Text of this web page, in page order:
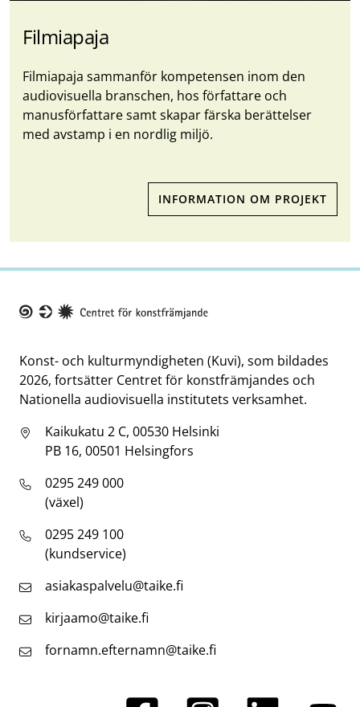
Filmiapaja
Filmiapaja sammanför kompetensen inom den
audiovisuella branschen, hos författare och
manusförfattare samt skapar färska berättelser
med avstamp i en nordlig miljö.
INFORMATION OM PROJEKT
Konst- och kulturmyndigheten (Kuvi), som bildades
2026, fortsätter Centret för konstfrämjandes och
Nationella audiovisuella institutets verksamhet.
Kaikukatu 2 C, 00530 Helsinki
PB 16, 00501 Helsingfors
0295 249 000
(växel)
0295 249 100
(kundservice)
asiakaspalvelu@taike.fi
kirjaamo@taike.fi
fornamn.efternamn@taike.fi